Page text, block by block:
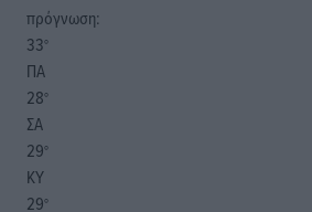
πρόγνωση:
33°
ΠΑ
28°
ΣΑ
29°
ΚΥ
29°